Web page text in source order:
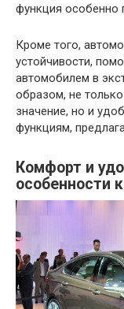
функция особенно
Кроме того,
устойчивости,
автомобилем в
образом, не
значение, но и
функциям,
Комфорт и
особенности